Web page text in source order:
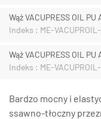
Wąż VACUPRESS OIL
Indeks : ME-
Wąż VACUPRESS OIL PU
Indeks : ME-
Bardzo mocny i
ssawno-tłoczny